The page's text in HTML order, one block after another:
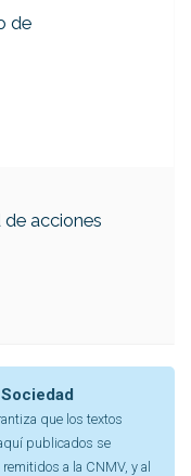
de
de acciones
que los textos
publicados se
a la CNMV, y al